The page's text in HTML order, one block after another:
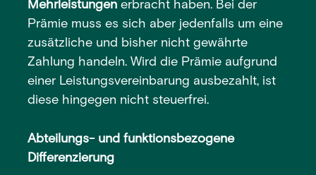
Mehrleistungen erbracht haben. Bei der
Prämie muss es sich aber jedenfalls um eine
zusätzliche und bisher nicht gewährte
Zahlung handeln. Wird die Prämie aufgrund
einer Leistungsvereinbarung ausbezahlt, ist
diese hingegen nicht steuerfrei.
Abteilungs- und funktionsbezogene
Differenzierung